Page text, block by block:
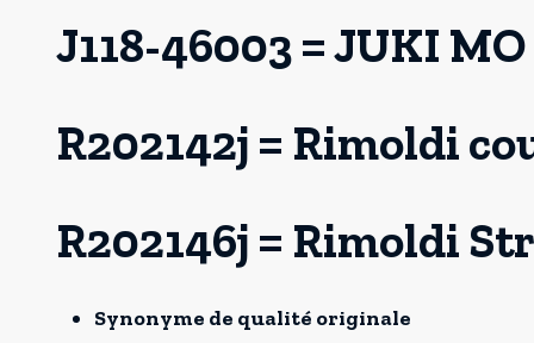
J118-46003 = JUKI
R202142j = Rimoldi
R202146j = Rimoldi
Synonyme de qualité originale